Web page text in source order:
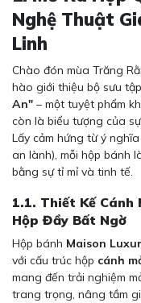
Nghệ Thuật
Linh
Chào đón mùa Trăng
hào giới thiệu bộ sưu tập
An" – một tuyệt phẩm
còn là biểu tượng của
Lấy cảm hứng từ ý
an lành), mỗi hộp bánh
bằng sự tỉ mỉ và tinh tế.
1.1. Thiết Kế
Hộp Đầy Bất Ngờ
Hộp bánh Maison
với cấu trúc hộp cánh
mang đến trải nghiệm
trang trọng, nâng tầm